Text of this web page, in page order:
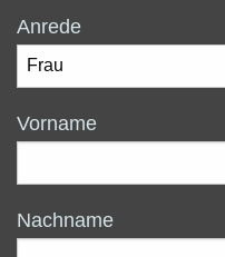
Anrede
Vorname
Nachname